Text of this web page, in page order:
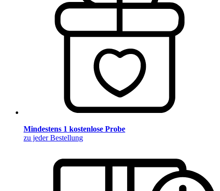
Mindestens 1 kostenlose Probe
zu jeder Bestellung